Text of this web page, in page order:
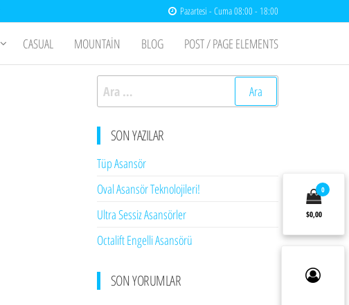
Pazartesi - Cuma 08:00 - 18:00
CASUAL MOUNTAIN BLOG POST / PAGE ELEMENTS
Arama:
SON YAZILAR
Tüp Asansör
Oval Asansör Teknolojileri!
Ultra Sessiz Asansörler
Octalift Engelli Asansörü
SON YORUMLAR
0
$0,00